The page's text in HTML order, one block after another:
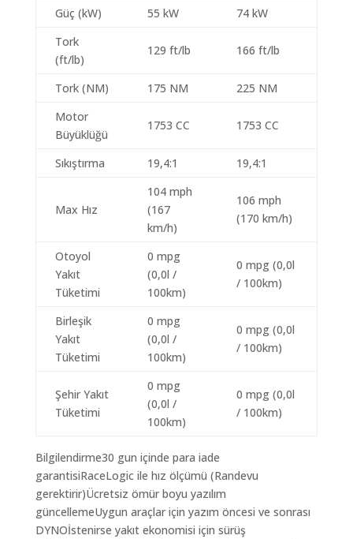
Güç (kW)
55 kW
74 kW
Tork
(ft/lb)
129 ft/lb 166 ft/lb
Tork (NM) 175 NM
225 NM
Motor
Büyüklüğü
1753 CC 1753 CC
Sıkıştırma 19,4:1 19,4:1
Max Hız
104 mph
(167
km/h)
106 mph
(170 km/h)
Otoyol
Yakıt
Tüketimi
0 mpg
(0,0l /
100km)
0 mpg (0,0l
/ 100km)
Birleşik
Yakıt
Tüketimi
0 mpg
(0,0l /
100km)
0 mpg (0,0l
/ 100km)
Şehir Yakıt
Tüketimi
0 mpg
(0,0l /
100km)
0 mpg (0,0l
/ 100km)
Bilgilendirme30 gun içinde para iade
garantisiRaceLogic ile hız ölçümü (Randevu
gerektirir)Ücretsiz ömür boyu yazılım
güncellemeUygun araçlar için yazım öncesi ve sonrası
DYNOİstenirse yakıt ekonomisi için sürüş